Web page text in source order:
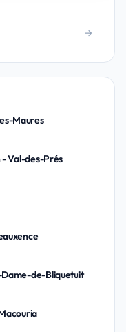
Maures
Val-des-Prés
de-Bliquetuit